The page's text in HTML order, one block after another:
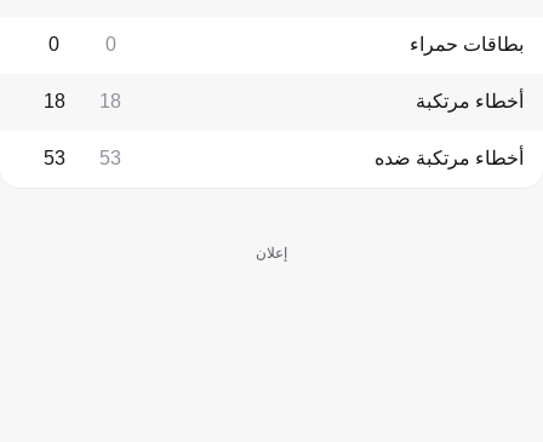
بطاقات حمراء 0
0
أخطاء مرتكبة 18
18
أخطاء مرتكبة ضده 53
53
إعلان